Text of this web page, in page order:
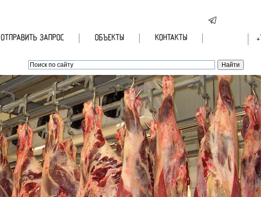
ОТПРАВИТЬ ЗАПРОС ОБЪЕКТЫ КОНТАКТЫ